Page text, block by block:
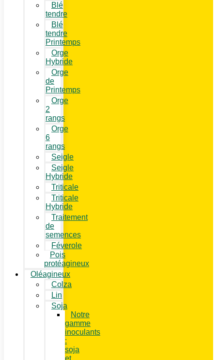
Blé
tendre
Blé
tendre
Printemps
Orge
Hybride
Orge
de
Printemps
Orge
2
rangs
Orge
6
rangs
Seigle
Seigle
Hybride
Triticale
Triticale
Hybride
Traitement
de
semences
Féverole
Pois
protéagineux
Oléagineux
Colza
Lin
Soja
Notre
gamme
inoculants
:
soja
et